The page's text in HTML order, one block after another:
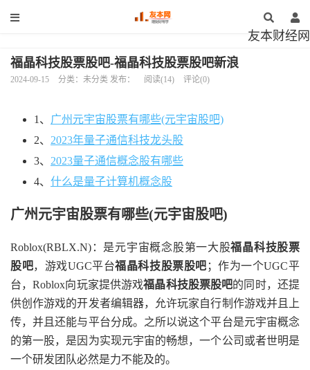
友本财经网
福晶科技股票股吧-福晶科技股票股吧新浪
2024-09-15 分类：未分类 发布： 阅读(14) 评论(0)
1、 广州元宇宙股票有哪些(元宇宙股吧)
2、 2023年量子通信科技龙头股
3、 2023量子通信概念股有哪些
4、 什么是量子计算机概念股
广州元宇宙股票有哪些(元宇宙股吧)
Roblox(RBLX.N)：是元宇宙概念股第一大股福晶科技股票
股吧，游戏UGC平台福晶科技股票股吧 ；作为一个UGC平
台，Roblox向玩家提供游戏福晶科技股票股吧的同时，还提
供创作游戏的开发者编辑器，允许玩家自行制作游戏并且上
传，并且还能与平台分成。之所以说这个平台是元宇宙概念
的第一股，是因为实现元宇宙的畅想，一个公司或者世明是
一个研发团队必然是力不能及的。